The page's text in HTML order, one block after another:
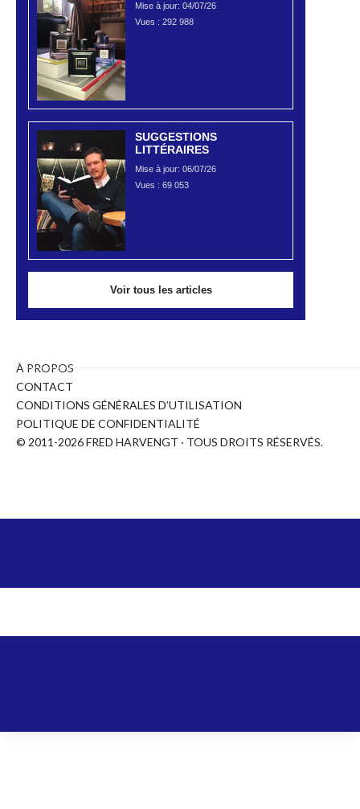
Mise à jour: 04/07/26
Vues : 292 988
SUGGESTIONS
LITTÉRAIRES
Mise à jour: 06/07/26
Vues : 69 053
Voir tous les articles
À PROPOS
CONTACT
CONDITIONS GÉNÉRALES D’UTILISATION
POLITIQUE DE CONFIDENTIALITÉ
© 2011-2026 FRED HARVENGT · TOUS DROITS RÉSERVÉS.